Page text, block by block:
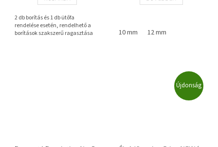
ből
csillag.
2 db borítás és 1 db ütőfa
rendelése esetén, rendelhető a
borítások szakszerű ragasztása
ből
10 mm 12 mm
Újdonság